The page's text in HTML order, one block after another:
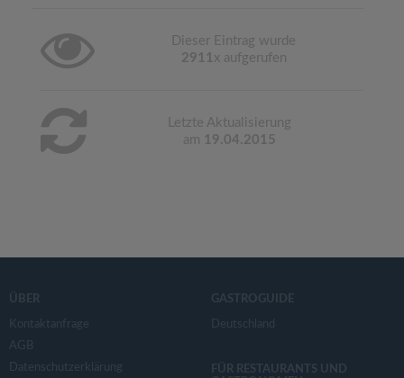
Dieser Eintrag wurde
2911 x aufgerufen
Letzte Aktualisierung
am 19.04.2015
ÜBER
Kontaktanfrage
AGB
Datenschutzerklärung
GASTROGUIDE
Deutschland
FÜR RESTAURANTS UND